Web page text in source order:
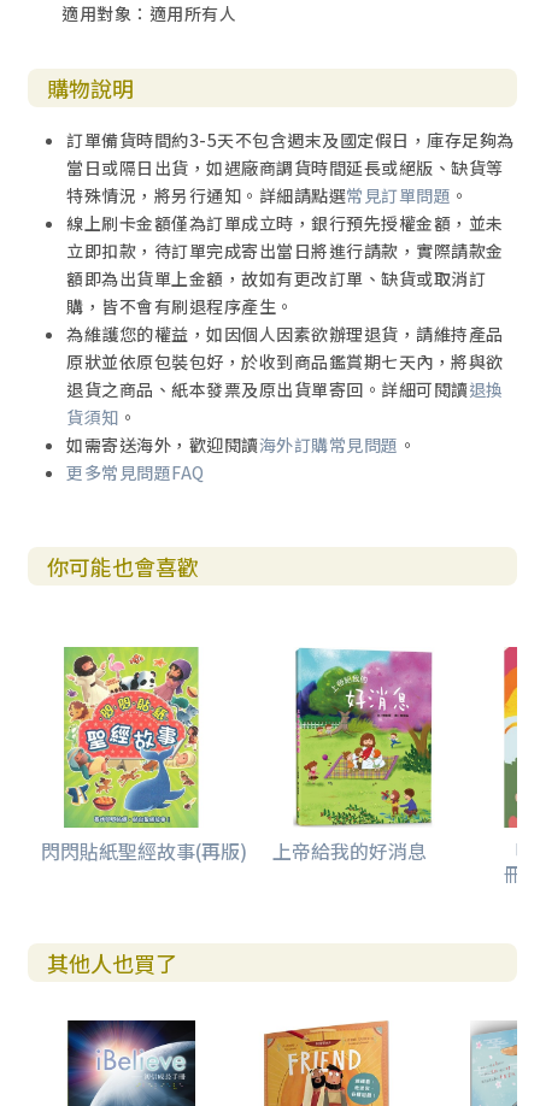
適用對象：適用所有人
購物說明
訂單備貨時間約3-5天不包含週末及國定假日，庫存足夠為
當日或隔日出貨，如遇廠商調貨時間延長或絕版、缺貨等
特殊情況，將另行通知。詳細請點選常見訂單問題 。
線上刷卡金額僅為訂單成立時，銀行預先授權金額，並未
立即扣款，待訂單完成寄出當日將進行請款，實際請款金
額即為出貨單上金額，故如有更改訂單、缺貨或取消訂
購，皆不會有刷退程序產生。
為維護您的權益，如因個人因素欲辦理退貨，請維持產品
原狀並依原包裝包好，於收到商品鑑賞期七天內，將與欲
退貨之商品、紙本發票及原出貨單寄回。詳細可閱讀退換
貨須知 。
如需寄送海外，歡迎閱讀海外訂購常見問題 。
更多常見問題FAQ
你可能也會喜歡
閃閃貼紙聖經故事(再版) 上帝給我的好消息 「
冊
其他人也買了